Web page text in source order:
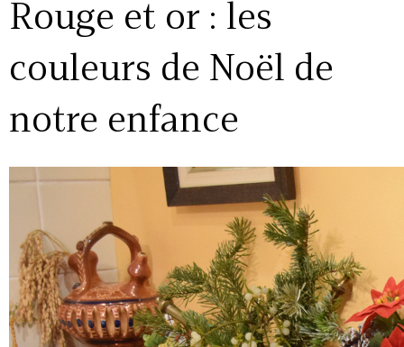
Rouge et or : les
couleurs de Noël de
notre enfance